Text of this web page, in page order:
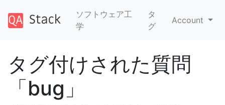
ソフトウェア工
学
タ
グ
Account
タグ付けされた質問
「bug」